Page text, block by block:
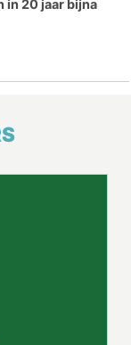
in 20 jaar bijna